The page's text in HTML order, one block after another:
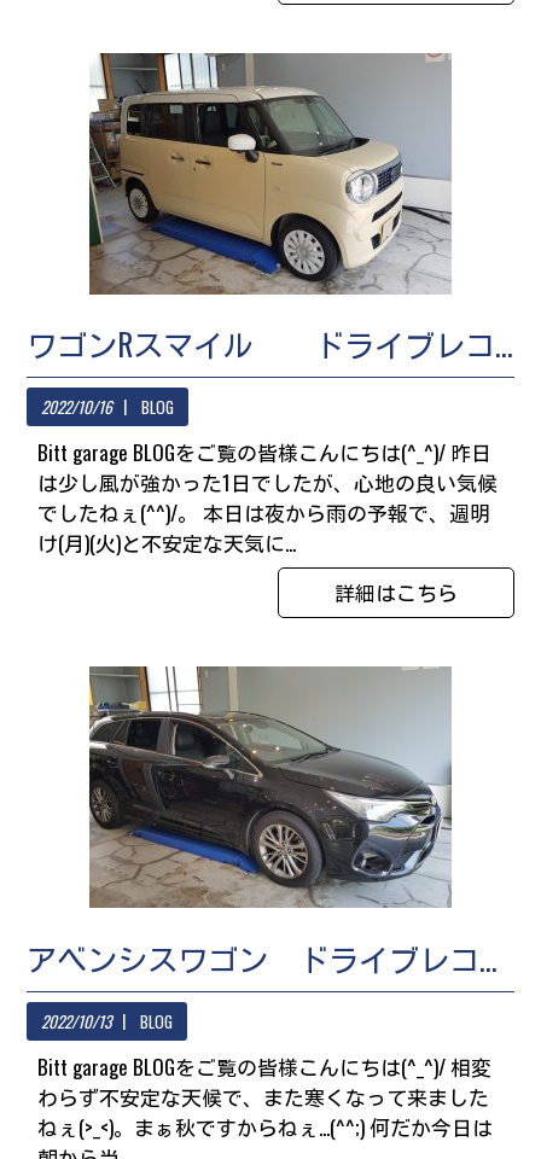
ワゴンRスマイル ドライブレコーダー取付
2022/10/16 BLOG
Bitt garage BLOGをご覧の皆様こんにちは(^_^)/ 昨日
は少し風が強かった1日でしたが、心地の良い気候
でしたねぇ(^^)/。 本日は夜から雨の予報で、週明
け(月)(火)と不安定な天気に...
詳細はこちら
アベンシスワゴン ドライブレコーダー取付
2022/10/13 BLOG
Bitt garage BLOGをご覧の皆様こんにちは(^_^)/ 相変
わらず不安定な天候で、また寒くなって来ました
ねぇ(>_<)。まぁ秋ですからねぇ...(^^;) 何だか今日は